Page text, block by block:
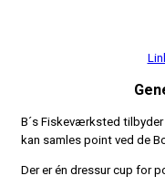
B´s Fiskeværksted
kan samles point ved de
Der er én dressur cup for